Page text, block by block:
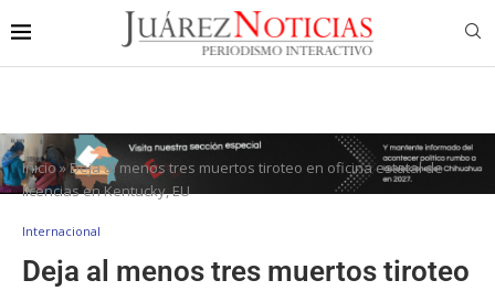
Inicio»Deja al menos tres muertos tiroteo en oficina estatal de
licencias en Kentucky, EU
Internacional
Deja al menos tres muertos tiroteo